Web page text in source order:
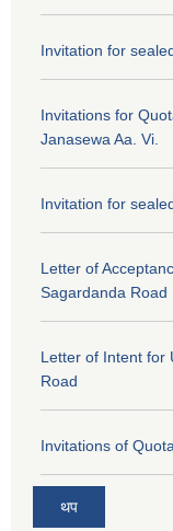
Invitation for
Invitations for
Janasewa Aa. Vi.
Invitation for
Letter of
Sagardanda Road
Letter of Intent for
Road
Invitations of
थप